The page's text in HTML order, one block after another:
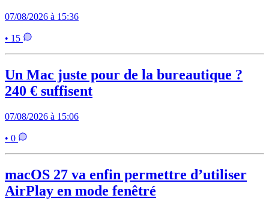
07/08/2026 à 15:36
• 15
Un Mac juste pour de la bureautique ?
240 € suffisent
07/08/2026 à 15:06
• 0
macOS 27 va enfin permettre d’utiliser
AirPlay en mode fenêtré